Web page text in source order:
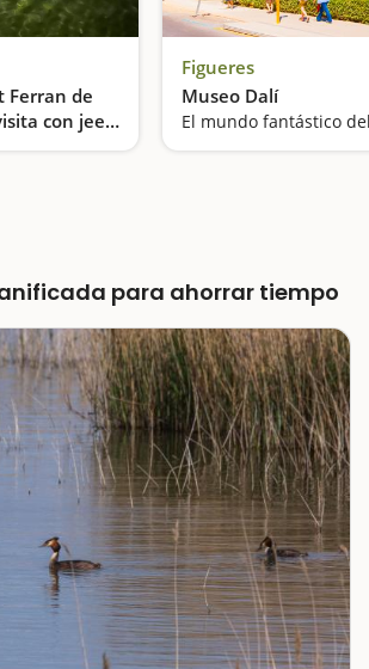
Ferran de
con jeep
Una experiencia para vivir la historia en familia
Figueres
Museo Dalí
El mundo fantástico
para ahorrar tiempo